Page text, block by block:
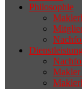
Wenn sich
selten die
Philosophie
Makler